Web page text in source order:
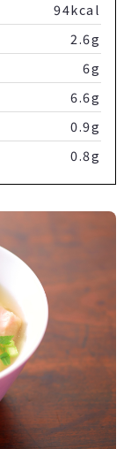
94kcal
2.6g
6g
6.6g
0.9g
0.8g